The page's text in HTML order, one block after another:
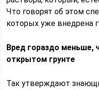
Что говорят об этом
которых уже внедрена
Вред гораздо меньше,
открытом грунте
Так утверждают